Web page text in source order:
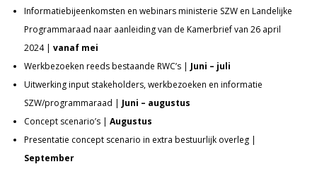
Informatiebijeenkomsten en webinars ministerie SZW en Landelijke
Programmaraad naar aanleiding van de Kamerbrief van 26 april
2024 |vanaf mei
Werkbezoeken reeds bestaande RWC’s | Juni – juli
Uitwerking input stakeholders, werkbezoeken en informatie
SZW/programmaraad | Juni – augustus
Concept scenario’s |Augustus
Presentatie concept scenario in extra bestuurlijk overleg |
September